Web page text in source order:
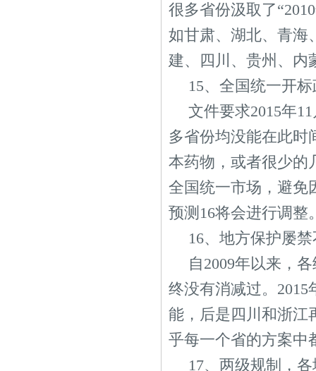
很多省份汲取了
如甘肃、湖北、青海
建、四川、贵州、内
15、全国统一开
文件要求2015年
多省份均没能在此时
本药物，或者很少的
全国统一市场，避免
预测16将会进行调整
16、地方保护屡
自2009年以来，
终没有消减过。
能，后是四川和浙江
乎每一个省的方案中
17、两级规制，